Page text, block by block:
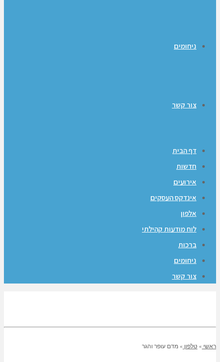
ניחומים
צור קשר
דף הבית
חדשות
אירועים
אינדקס העסקים
אלפון
לוח מודעות קהילתי
ברכות
ניחומים
צור קשר
ראשי » טלפון » מדם עופר והגר